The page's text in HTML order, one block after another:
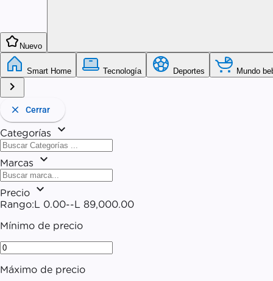
kid_star Nuevo
Smart Home Tecnología Deportes Mundo
chevron_right
close Cerrar
Categorías expand_more
Marcas expand_more
Precio expand_more
Rango:L 0.00--L 89,000.00
Mínimo de precio
Máximo de precio